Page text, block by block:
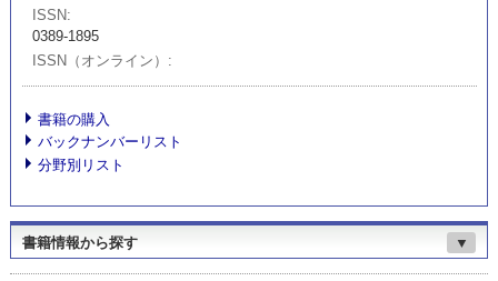
ISSN
0389-1895
ISSN（オンライン）
書籍の購入
バックナンバーリスト
分野別リスト
書籍情報から探す ▼